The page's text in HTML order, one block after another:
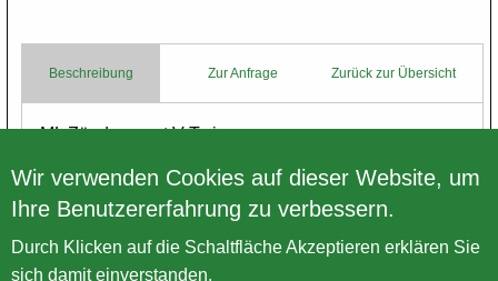
Beschreibung Zurück zur Übersicht
Zur Anfrage
Body
ML Zündmagnet V-Twin
Zurück zur Übersicht
Wir verwenden Cookies auf dieser Website, um
Ihre Benutzererfahrung zu verbessern.
Durch Klicken auf die Schaltfläche Akzeptieren erklären Sie
sich damit einverstanden.